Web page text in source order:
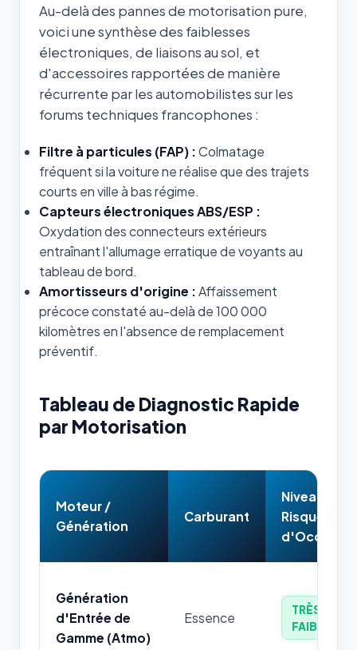
Au-delà des pannes de motorisation pure,
voici une synthèse des faiblesses
électroniques, de liaisons au sol, et
d'accessoires rapportées de manière
récurrente par les automobilistes sur les
forums techniques francophones :
Filtre à particules (FAP) :Colmatage
fréquent si la voiture ne réalise que des trajets
courts en ville à bas régime.
Capteurs électroniques ABS/ESP :
Oxydation des connecteurs extérieurs
entraînant l'allumage erratique de voyants au
tableau de bord.
Amortisseurs d'origine :Affaissement
précoce constaté au-delà de 100 000
kilomètres en l'absence de remplacement
préventif.
Tableau de Diagnostic Rapide
par Motorisation
Moteur /
Génération
Carburant
Niveau de
Risque
d'Occasion
Génération
d'Entrée de
Gamme (Atmo)
Essence
TRÈS
FAIBLE